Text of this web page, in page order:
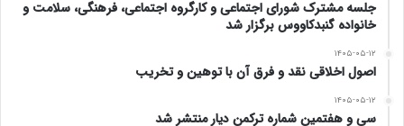
ابزار جمع آوری رأی خود کنند.
۲- مبادا تعدادی در اطراف ریاست جمهوری و در بعضی
استان‌ها بویژه در استان گلستان( ترکمن صحرا ) جمع
جلسه مشترک شورای اجتماعی و کارگروه اجتماعی، فرهنگی، سلامت و
خانواده گنبدکاووس برگزار شد
۱۴۰۵-۰۵-۱۲
اصول اخلاقی نقد و فرق آن با توهین و تخریب
۱۴۰۵-۰۵-۱۲
سی و هفتمین شماره ترکمن دیار منتشر شد